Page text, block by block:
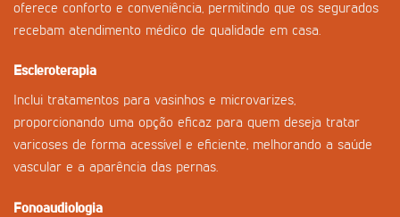
oferece conforto e conveniência, permitindo que os segurados
recebam atendimento médico de qualidade em casa.
Escleroterapia
Inclui tratamentos para vasinhos e microvarizes,
proporcionando uma opção eficaz para quem deseja tratar
varicoses de forma acessível e eficiente, melhorando a saúde
vascular e a aparência das pernas.
Fonoaudiologia